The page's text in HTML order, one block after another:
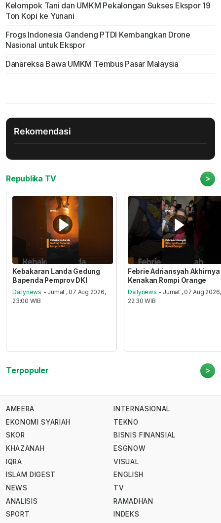
Kelompok Tani dan UMKM Pekalongan Sukses Ekspor 19
Ton Kopi ke Yunani
Frogs Indonesia Gandeng PTDI Kembangkan Drone
Nasional untuk Ekspor
Danareksa Bawa UMKM Tembus Pasar Malaysia
Rekomendasi
Republika TV >
Kebakaran Landa Gedung
Bapenda Pemprov DKI
Dailynews - Jumat , 07 Aug 2026,
23:00 WIB
Febrie Adriansyah Akhirnya
Kenakan Rompi Orange
Dailynews - Jumat , 07 Aug 2026,
22:30 WIB
Terpopuler >
AMEERA
EKONOMI SYARIAH
SKOR
KHAZANAH
IQRA
ISLAM DIGEST
NEWS
ANALISIS
SPORT
INTERNASIONAL
TEKNO
BISNIS FINANSIAL
ESGNOW
VISUAL
ENGLISH
TV
RAMADHAN
INDEKS